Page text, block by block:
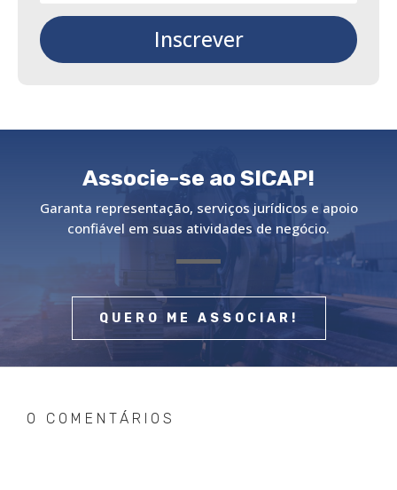
Inscrever
Associe-se ao SICAP!
Garanta representação, serviços jurídicos e apoio
confiável em suas atividades de negócio.
QUERO ME ASSOCIAR!
0 COMENTÁRIOS